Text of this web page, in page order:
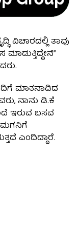
ವಿಚಾರದಲ್ಲಿ ತಾವು
ಮಾತನಾಡಿದ
ನಾನು ಡಿ.ಕೆ
ಇರುವ ಬಸವ
ಮಗನಿಗೆ
ಎಂದಿದ್ದಾರೆ.